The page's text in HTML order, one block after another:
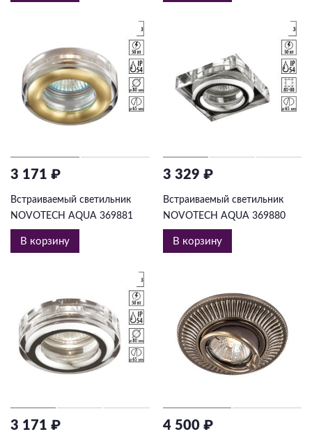
3 171 ₽
Встраиваемый светильник
NOVOTECH AQUA 369881
В корзину
3 329 ₽
Встраиваемый светильник
NOVOTECH AQUA 369880
В корзину
3 171 ₽ 4 500 ₽